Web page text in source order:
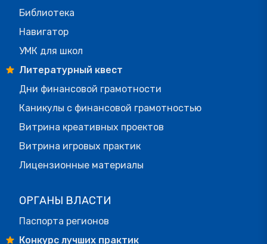
Библиотека
Навигатор
УМК для школ
Литературный квест
Дни финансовой грамотности
Каникулы с финансовой грамотностью
Витрина креативных проектов
Витрина игровых практик
Лицензионные материалы
ОРГАНЫ ВЛАСТИ
Паспорта регионов
Конкурс лучших практик